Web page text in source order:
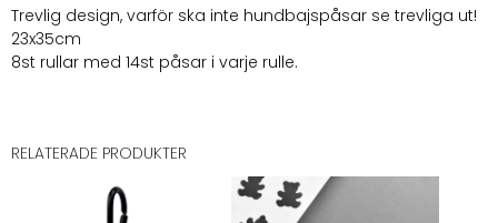
Trevlig design, varför ska inte hundbajspåsar se trevliga ut!
23x35cm
8st rullar med 14st påsar i varje rulle.
RELATERADE PRODUKTER